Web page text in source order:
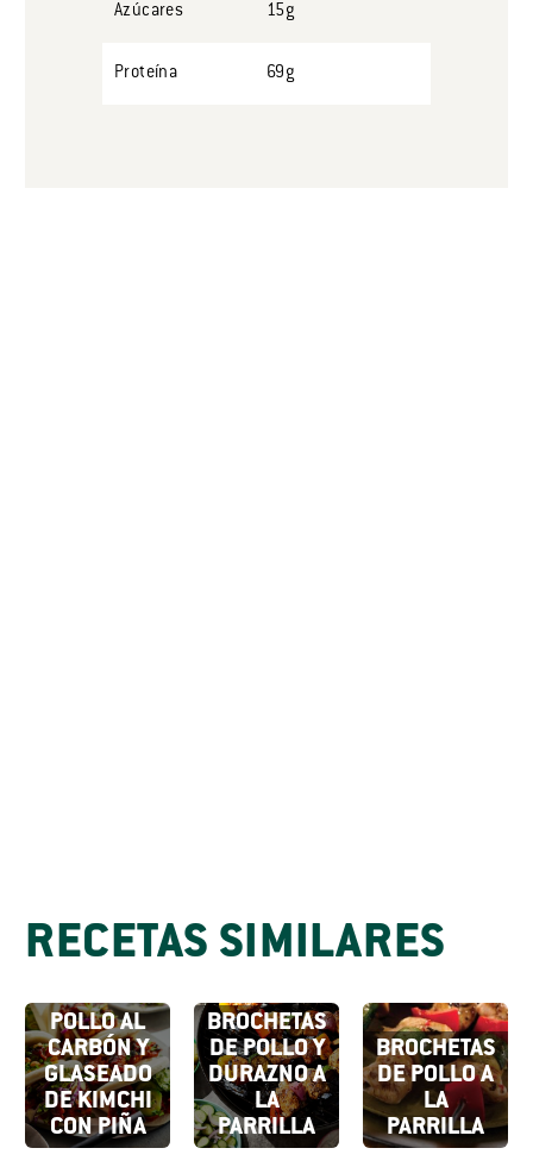
Azúcares 15g
Proteína 69g
RECETAS SIMILARES
PANECILLOS
MUSLO DE
POLLO AL
CARBÓN Y
GLASEADO
DE KIMCHI
CON PIÑA
BROCHETAS
DE POLLO Y
DURAZNO A
LA
PARRILLA
BROCHETAS
DE POLLO A
LA
PARRILLA